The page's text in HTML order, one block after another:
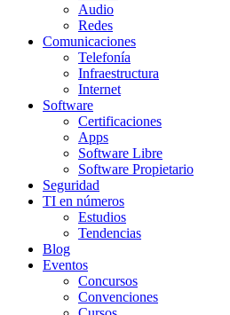
Audio
Redes
Comunicaciones
Telefonía
Infraestructura
Internet
Software
Certificaciones
Apps
Software Libre
Software Propietario
Seguridad
TI en números
Estudios
Tendencias
Blog
Eventos
Concursos
Convenciones